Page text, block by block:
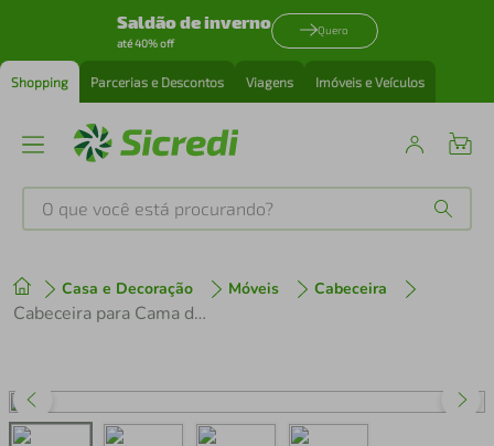
Saldão de inverno
até 40% off
Quero
Shopping Parcerias e Descontos Viagens Imóveis e Veículos
O que você está procurando?
Casa e Decoração Móveis Cabeceira
Cabeceira para Cama de Casal Probel Califórnia em Tecido Suede
1º tenis
perfume